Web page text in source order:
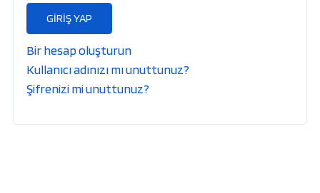
GIRIŞ YAP
Bir hesap oluşturun
Kullanıcı adınızı mı unuttunuz?
Şifrenizi mi unuttunuz?